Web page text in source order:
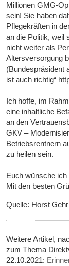
Millionen GMG-
sein! Sie haben
Pflegekräften in
an die Politik, weil
nicht weiter als
Altersversorgung
(Bundespräsident
ist auch richtig“
Ich hoffe, im
eine inhaltliche
an den
GKV –
Betriebsrentnern
zu heilen sein.
Euch wünsche ich
Mit den besten
Quelle: Horst
Weitere Artikel,
zum Thema
22.10.2021: